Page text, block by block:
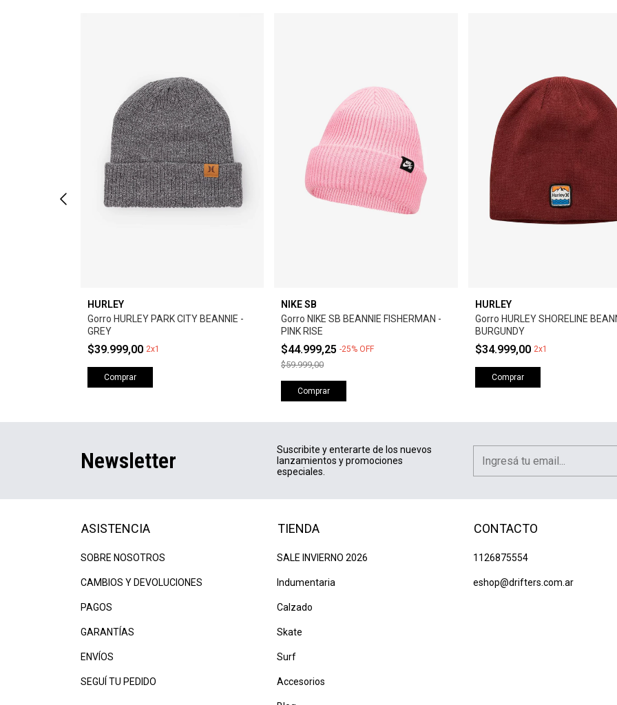
HURLEY
Gorro HURLEY PARK CITY BEANNIE -
GREY
$39.999,00 2x1
Comprar
NIKE SB
Gorro NIKE SB BEANNIE FISHERMAN -
PINK RISE
$44.999,25-25% OFF
$59.999,00
Comprar
HURLEY
Gorro HURLEY SHORELINE
BURGUNDY
$34.999,00 2x1
Comprar
Newsletter
Suscribite y enterarte de los nuevos
lanzamientos y promociones
especiales.
ASISTENCIA
SOBRE NOSOTROS
CAMBIOS Y DEVOLUCIONES
PAGOS
GARANTÍAS
ENVÍOS
SEGUÍ TU PEDIDO
TIENDA
SALE INVIERNO 2026
Indumentaria
Calzado
Skate
Surf
Accesorios
CONTACTO
1126875554
eshop@drifters.com.ar